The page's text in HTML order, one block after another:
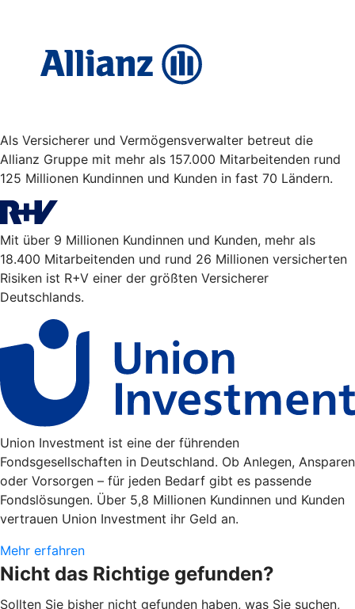
Als Versicherer und Vermögensverwalter betreut die
Allianz Gruppe mit mehr als 157.000 Mitarbeitenden rund
125 Millionen Kundinnen und Kunden in fast 70 Ländern.
Mit über 9 Millionen Kundinnen und Kunden, mehr als
18.400 Mitarbeitenden und rund 26 Millionen versicherten
Risiken ist R+V einer der größten Versicherer
Deutschlands.
Union Investment ist eine der führenden
Fondsgesellschaften in Deutschland. Ob Anlegen, Ansparen
oder Vorsorgen – für jeden Bedarf gibt es passende
Fondslösungen. Über 5,8 Millionen Kundinnen und Kunden
vertrauen Union Investment ihr Geld an.
Mehr erfahren
Nicht das Richtige gefunden?
Sollten Sie bisher nicht gefunden haben, was Sie suchen,